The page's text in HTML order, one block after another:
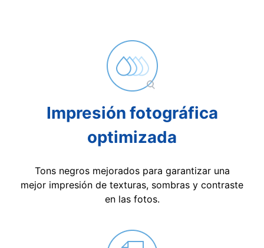
Impresión fotográfica
optimizada
Tons negros mejorados para garantizar una
mejor impresión de texturas, sombras y contraste
en las fotos.